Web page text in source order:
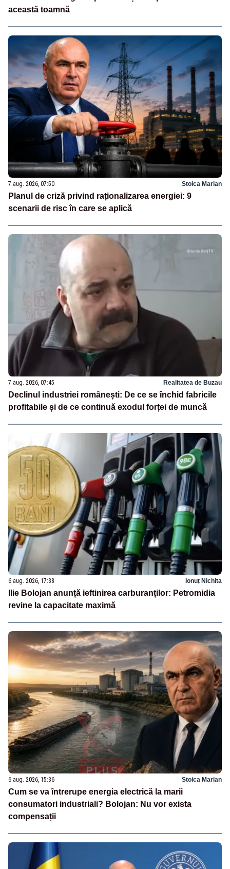
această toamnă
7 aug. 2026, 07:50 Stoica Marian
Planul de criză privind raționalizarea energiei: 9
scenarii de risc în care se aplică
7 aug. 2026, 07:45 Realitatea de Buzau
Declinul industriei românești: De ce se închid fabricile
profitabile și de ce continuă exodul forței de muncă
6 aug. 2026, 17:38 Ionuț Nichita
Ilie Bolojan anunță ieftinirea carburanților: Petromidia
revine la capacitate maximă
6 aug. 2026, 15:36 Stoica Marian
Cum se va întrerupe energia electrică la marii
consumatori industriali? Bolojan: Nu vor exista
compensații